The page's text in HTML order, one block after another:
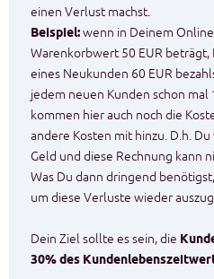
einen Verlust machst.
Beispiel:wenn in Deinem
Warenkorbwert 50 EUR beträgt,
eines Neukunden 60 EUR
jedem neuen Kunden schon mal
kommen hier auch noch die
andere Kosten mit hinzu. D.h.
Geld und diese Rechnung kann
Was Du dann dringend
um diese Verluste wieder
Dein Ziel sollte es sein, die
30% des